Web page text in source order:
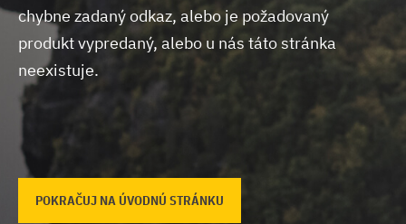
chybne zadaný odkaz, alebo je požadovaný
produkt vypredaný, alebo u nás táto stránka
neexistuje.
POKRAČUJ NA ÚVODNÚ STRÁNKU